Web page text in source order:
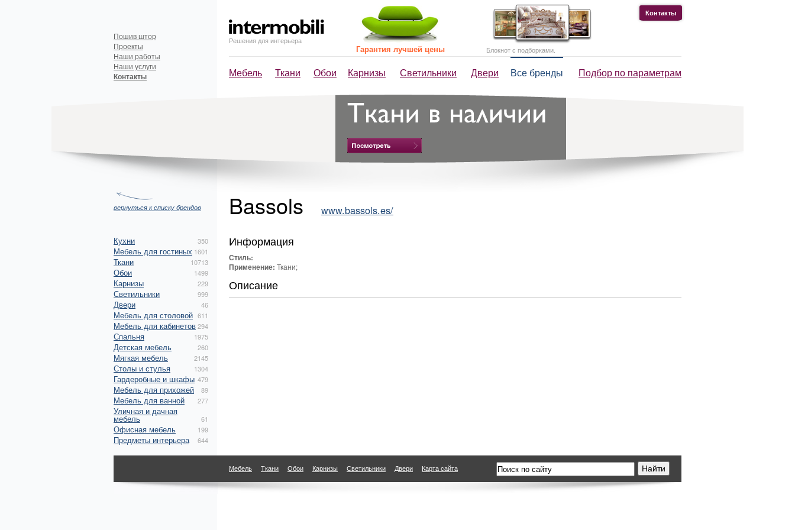
Решения для интерьера
Мебель Ткани Обои Карнизы Светильники Двери Все бренды Подбор по параметрам
Пошив штор
Проекты
Наши работы
Наши услуги
Контакты
Контакты
Гарантия лучшей цены Блокнот с подборками.
вернуться к списку брендов
Кухни 350
Мебель для гостиных 1601
Ткани 10713
Обои 1499
Карнизы 229
Светильники 999
Двери 46
Мебель для столовой 611
Мебель для кабинетов294
Спальня 1975
Детская мебель 260
Мягкая мебель 2145
Столы и стулья 1304
Гардеробные и шкафы 479
Мебель для прихожей 89
Мебель для ванной 277
Уличная и дачная
мебель 61
Офисная мебель 199
Предметы интерьера 644
Bassols www.bassols.es/
Информация
Стиль:
Применение: Ткани;
Описание
Мебель Ткани Обои Карнизы Светильники Двери Карта сайта